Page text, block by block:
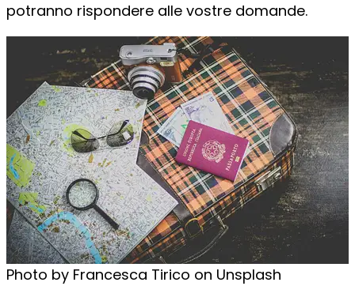
potranno rispondere alle vostre domande.
Photo by Francesca Tirico on Unsplash